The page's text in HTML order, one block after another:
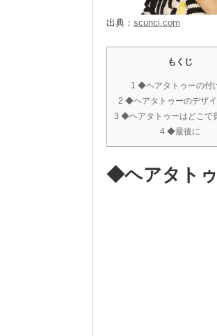
出典： scunci.com
もくじ
1 ◆ヘアタトゥーの付
2 ◆ヘアタトゥーのデザイ
3 ◆ヘアタトゥーはどこで
4 ◆最後に
◆ヘアタト